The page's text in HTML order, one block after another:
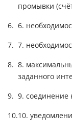
промывки
6.
7.
8.
заданного
9. соединение
10.